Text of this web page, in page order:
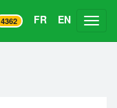
4362 FR EN